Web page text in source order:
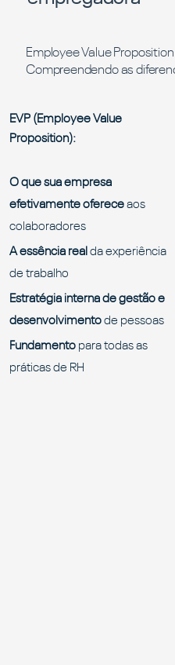
Employee Value
Compreendendo as
EVP (Employee Value
Proposition):
O que sua empresa
efetivamente ofereceaos
colaboradores
A essência realda experiência
de trabalho
Estratégia interna de gestão e
desenvolvimentode pessoas
Fundamento para todas as
práticas de RH